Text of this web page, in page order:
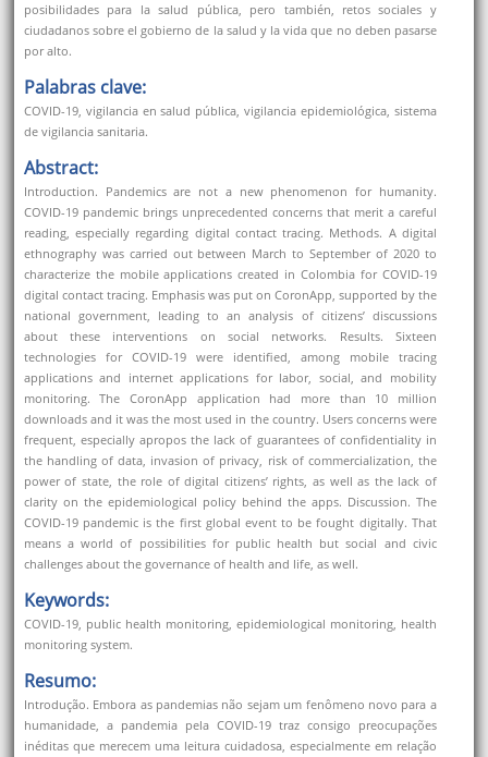
posibilidades para la salud pública, pero también, retos sociales y
ciudadanos sobre el gobierno de la salud y la vida que no deben pasarse
por alto.
Palabras clave:
COVID-19, vigilancia en salud pública, vigilancia epidemiológica, sistema
de vigilancia sanitaria.
Abstract:
Introduction. Pandemics are not a new phenomenon for humanity.
COVID-19 pandemic brings unprecedented concerns that merit a careful
reading, especially regarding digital contact tracing. Methods. A digital
ethnography was carried out between March to September of 2020 to
characterize the mobile applications created in Colombia for COVID-19
digital contact tracing. Emphasis was put on CoronApp, supported by the
national government, leading to an analysis of citizens’ discussions
about these interventions on social networks. Results. Sixteen
technologies for COVID-19 were identified, among mobile tracing
applications and internet applications for labor, social, and mobility
monitoring. The CoronApp application had more than 10 million
downloads and it was the most used in the country. Users concerns were
frequent, especially apropos the lack of guarantees of confidentiality in
the handling of data, invasion of privacy, risk of commercialization, the
power of state, the role of digital citizens’ rights, as well as the lack of
clarity on the epidemiological policy behind the apps. Discussion. The
COVID-19 pandemic is the first global event to be fought digitally. That
means a world of possibilities for public health but social and civic
challenges about the governance of health and life, as well.
Keywords:
COVID-19, public health monitoring, epidemiological monitoring, health
monitoring system.
Resumo:
Introdução. Embora as pandemias não sejam um fenômeno novo para a
humanidade, a pandemia pela COVID-19 traz consigo preocupações
inéditas que merecem uma leitura cuidadosa, especialmente em relação